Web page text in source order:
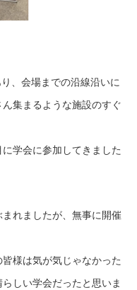
、会場までの沿線沿いに
集まるような施設のすぐ
学会に参加してきました
れましたが、無事に開催
様は気が気じゃなかった
しい学会だったと思いま